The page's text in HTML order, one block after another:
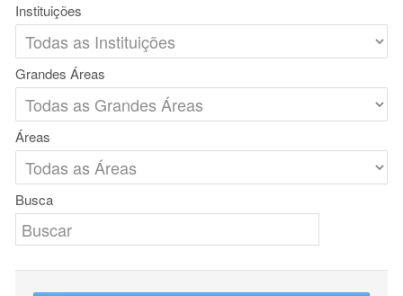
Instituições
Grandes Áreas
Áreas
Busca